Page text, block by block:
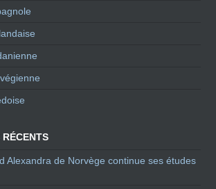
Alexandra de Norvège continue ses études